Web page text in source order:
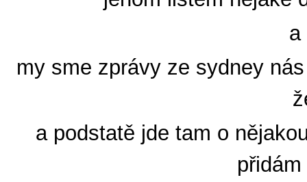
a
my sme zprávy ze sydney
a podstatě jde tam o